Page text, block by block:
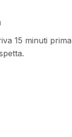
15 minuti prima